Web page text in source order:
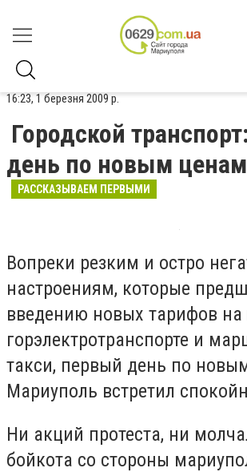
16:23, 1 березня 2009 р.
Городской
день по новым
РАССКАЗЫВАЕМ ПЕРВЫМИ
Вопреки резким и остро
настроениям, которые
введению новых тарифов на
горэлектротранспорте и
такси, первый день по
Мариуполь встретил
Ни акций протеста, ни
бойкота со стороны